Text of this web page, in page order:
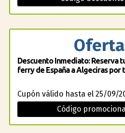
Descuento Inmediato: Reserva
ferry de España a Algeciras por
Cupón válido hasta el 25/09/
Código